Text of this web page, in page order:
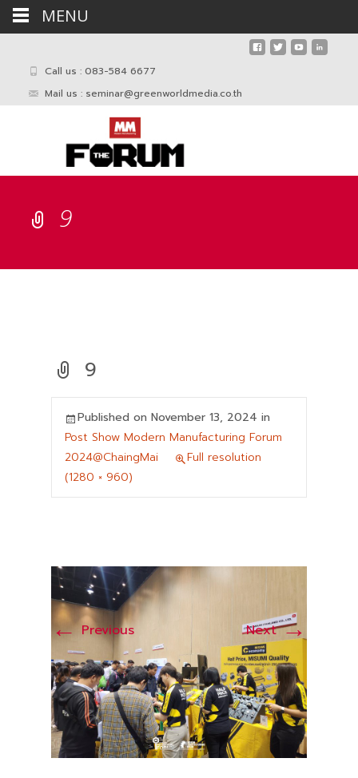
Call us : 083-584 6677
Mail us : seminar@greenworldmedia.co.th
9
9
Published on November 13, 2024 in
Post Show Modern Manufacturing Forum
2024@ChaingMai
Full resolution
(1280 × 960)
←Previous Next→
MENU